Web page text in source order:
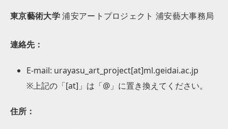
東京藝術大学浦安アートプロジェクト 浦安藝大事務局
連絡先：
E-mail: urayasu_art_project[at]ml.geidai.ac.jp
※上記の「[at]」は「@」に置き換えてください。
住所：